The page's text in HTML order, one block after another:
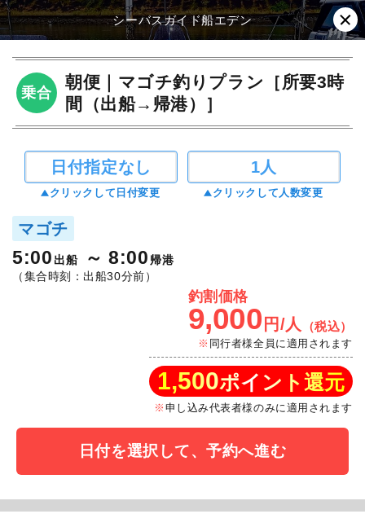
シーバスガイド船エデン
乗合
朝便｜マゴチ釣りプラン［所要3時
間（出船→帰港）］
日付指定なし
クリックして日付変更
1人
クリックして人数変更
マゴチ
5:00 出船 8:00 帰港
（集合時刻：出船30分前）
釣割価格
9,000 円/人 （税込）
同行者様全員に適用されます
1,500ポイント還元
申し込み代表者様のみに適用されます
日付を選択して、予約へ進む